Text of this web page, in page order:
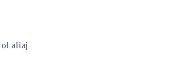
ol aliaj